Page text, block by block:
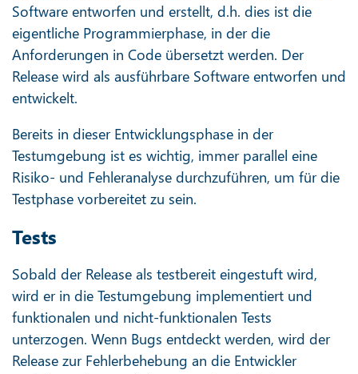
Software entworfen und erstellt, d.h. dies ist die
eigentliche Programmierphase, in der die
Anforderungen in Code übersetzt werden. Der
Release wird als ausführbare Software entworfen und
entwickelt.
Bereits in dieser Entwicklungsphase in der
Testumgebung ist es wichtig, immer parallel eine
Risiko- und Fehleranalyse durchzuführen, um für die
Testphase vorbereitet zu sein.
Tests
Sobald der Release als testbereit eingestuft wird,
wird er in die Testumgebung implementiert und
funktionalen und nicht-funktionalen Tests
unterzogen. Wenn Bugs entdeckt werden, wird der
Release zur Fehlerbehebung an die Entwickler